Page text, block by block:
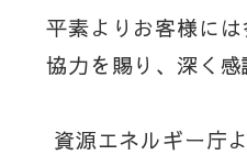
平素よりお客様に
協力を賜り、深く感
資源エネルギー庁